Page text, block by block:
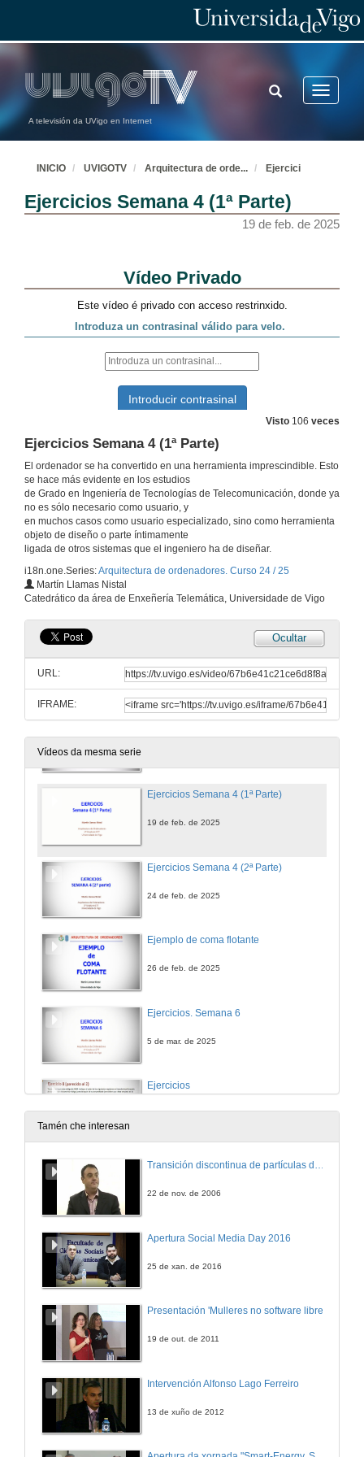
A televisión da UVigo en Internet
Toggle
TOGGLE
SEARCH
INICIO UVIGOTV Arquitectura de orde... Ejercici
Ejercicios Semana 4 (1ª Parte)
19 de feb. de 2025
Visto 106 veces
Ejercicios Semana 4 (1ª Parte)
El ordenador se ha convertido en una herramienta imprescindible. Esto
se hace más evidente en los estudios
de Grado en Ingeniería de Tecnologías de Telecomunicación, donde ya
no es sólo necesario como usuario, y
en muchos casos como usuario especializado, sino como herramienta
objeto de diseño o parte íntimamente
ligada de otros sistemas que el ingeniero ha de diseñar.
i18n.one.Series:Arquitectura de ordenadores. Curso 24 / 25
Martín Llamas Nistal
Catedrático da área de Enxeñería Telemática, Universidade de Vigo
Ocultar
URL:
IFRAME:
Vídeos da mesma serie
Presentación de la asignatura
28 de xan. de 2025
ARM
3 de feb. de 2025
ARM. Instrucciones de control de flujo
10 de feb. de 2025
Instrucciones de carga. Ejercicios
12 de feb. de 2025
ARM Subprogramas y pila (Clase del curso 23 / 24)
Ejercicios Semana 4 (1ª Parte)
19 de feb. de 2025
Ejercicios Semana 4 (2ª Parte)
24 de feb. de 2025
Ejemplo de coma flotante
26 de feb. de 2025
Ejercicios. Semana 6
5 de mar. de 2025
Ejercicios
10 de mar. de 2025
Examen ET1 Marzo 2025, Grupo B
Ejercicios Semana 9
Tamén che interesan
Transición discontinua de partículas de microgel termosensible
22 de nov. de 2006
Apertura Social Media Day 2016
25 de xan. de 2016
Presentación 'Mulleres no software libre'
19 de out. de 2011
Intervención Alfonso Lago Ferreiro
13 de xuño de 2012